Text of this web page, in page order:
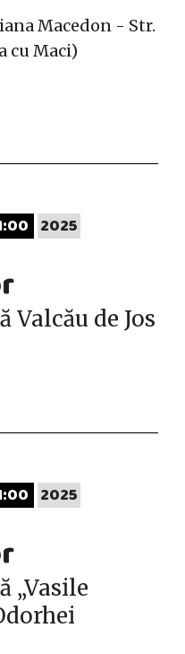
Macedon - Str.
cu Maci)
2025
Valcău de Jos
2025
„Vasile